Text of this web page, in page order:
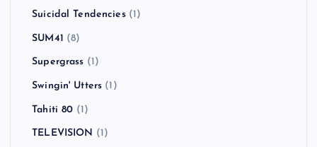
Suicidal Tendencies(1)
SUM41 (8)
Supergrass (1)
Swingin' Utters (1)
Tahiti 80 (1)
TELEVISION (1)